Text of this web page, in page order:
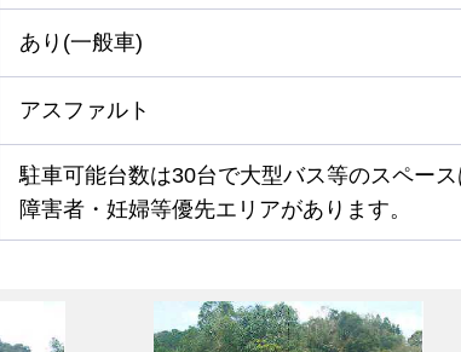
あり(一般車)
アスファルト
駐車可能台数は30台で大型バス等のスペース
障害者・妊婦等優先エリアがあります。